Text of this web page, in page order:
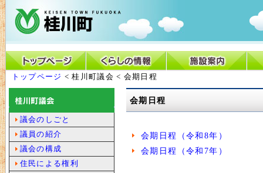
トップページ < 桂川町議会 < 会期日程
会期日程
会期日程（令和8年）
会期日程（令和7年）
議会のしごと
議員の紹介
議会の構成
住民による権利